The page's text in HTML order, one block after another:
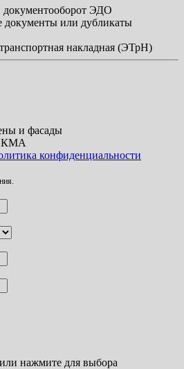
ЭДО
или дубликаты
накладная (ЭТрН)
конфиденциальности
нажмите для выбора